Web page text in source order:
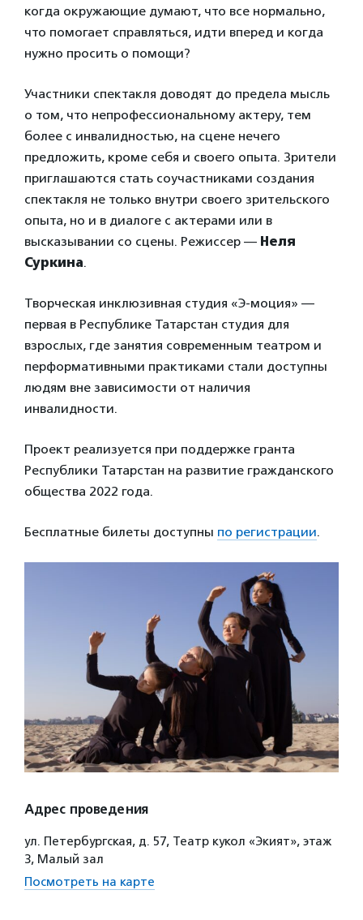
когда окружающие думают, что все нормально,
что помогает справляться, идти вперед и когда
нужно просить о помощи?
Участники спектакля доводят до предела мысль
о том, что непрофессиональному актеру, тем
более с инвалидностью, на сцене нечего
предложить, кроме себя и своего опыта. Зрители
приглашаются стать соучастниками создания
спектакля не только внутри своего зрительского
опыта, но и в диалоге с актерами или в
высказывании со сцены. Режиссер — Неля
Суркина.
Творческая инклюзивная студия «Э-моция» —
первая в Республике Татарстан студия для
взрослых, где занятия современным театром и
перформативными практиками стали доступны
людям вне зависимости от наличия
инвалидности.
Проект реализуется при поддержке гранта
Республики Татарстан на развитие гражданского
общества 2022 года.
Бесплатные билеты доступны по регистрации.
Адрес проведения
ул. Петербургская, д. 57, Театр кукол «Экият», этаж
3, Малый зал
Посмотреть на карте